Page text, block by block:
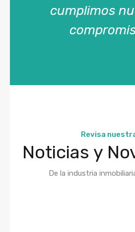
cumplimos
Revisa
Noticias y
De la industria